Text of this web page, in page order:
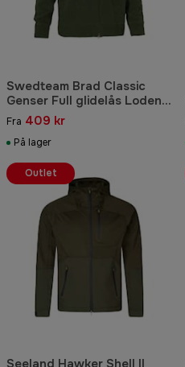
Swedteam Brad Classic
Genser Full glidelås Loden
Grønn
Fra 409 kr
På lager
Outlet